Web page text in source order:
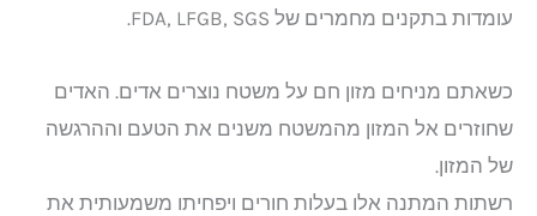
עומדות בתקנים מחמרים של FDA, LFGB, SGS.
כשאתם מניחים מזון חם על משטח נוצרים אדים. האדים
שחוזרים אל המזון מהמשטח משנים את הטעם וההרגשה
של המזון.
רשתות המתנה אלו בעלות חורים ויפחיתו משמעותית את